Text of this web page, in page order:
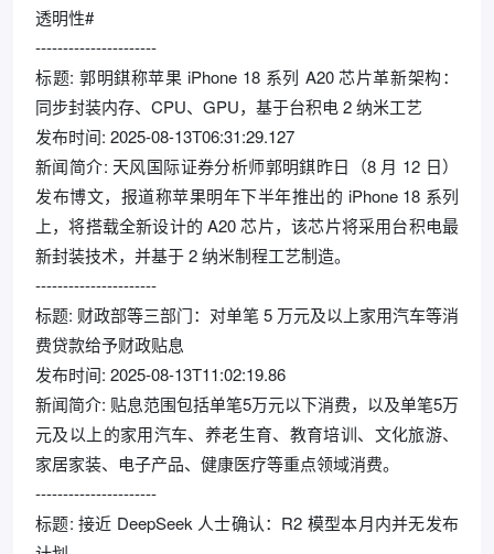
透明性#
----------------------
标题: 郭明錤称苹果 iPhone 18 系列 A20 芯片革新架构：
同步封装内存、CPU、GPU，基于台积电 2 纳米工艺
发布时间: 2025-08-13T06:31:29.127
新闻简介: 天风国际证券分析师郭明錤昨日（8 月 12 日）
发布博文，报道称苹果明年下半年推出的 iPhone 18 系列
上，将搭载全新设计的 A20 芯片，该芯片将采用台积电最
新封装技术，并基于 2 纳米制程工艺制造。
----------------------
标题: 财政部等三部门：对单笔 5 万元及以上家用汽车等消
费贷款给予财政贴息
发布时间: 2025-08-13T11:02:19.86
新闻简介: 贴息范围包括单笔5万元以下消费，以及单笔5万
元及以上的家用汽车、养老生育、教育培训、文化旅游、
家居家装、电子产品、健康医疗等重点领域消费。
----------------------
标题: 接近 DeepSeek 人士确认：R2 模型本月内并无发布